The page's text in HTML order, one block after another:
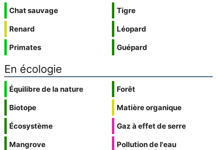
Chat sauvage
Renard
Primates
Tigre
Léopard
Guépard
En écologie
Équilibre de la nature
Biotope
Écosystème
Mangrove
Forêt
Matière organique
Gaz à effet de serre
Pollution de l'eau